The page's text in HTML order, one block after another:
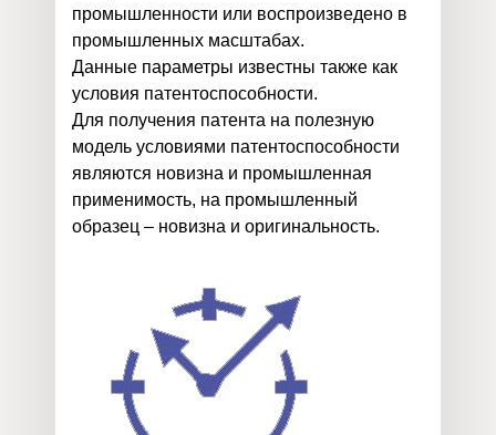
промышленности или воспроизведено в
промышленных масштабах.
Данные параметры известны также как
условия патентоспособности.
Для получения патента на полезную
модель условиями патентоспособности
являются новизна и промышленная
применимость, на промышленный
образец – новизна и оригинальность.